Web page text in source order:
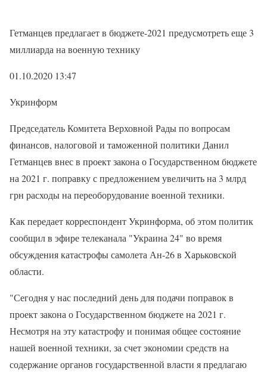
Гетманцев предлагает в бюджете-2021 предусмотреть еще 3
миллиарда на военную технику
01.10.2020 13:47
Укринформ
Председатель Комитета Верховной Рады по вопросам
финансов, налоговой и таможенной политики Данил
Гетманцев внес в проект закона о Государственном бюджете
на 2021 г. поправку с предложением увеличить на 3 млрд
грн расходы на переоборудование военной техники.
Как передает корреспондент Укринформа, об этом политик
сообщил в эфире телеканала "Украина 24" во время
обсуждения катастрофы самолета Ан-26 в Харьковской
области.
"Сегодня у нас последний день для подачи поправок в
проект закона о Государственном бюджете на 2021 г.
Несмотря на эту катастрофу и понимая общее состояние
нашей военной техники, за счет экономии средств на
содержание органов государственной власти я предлагаю